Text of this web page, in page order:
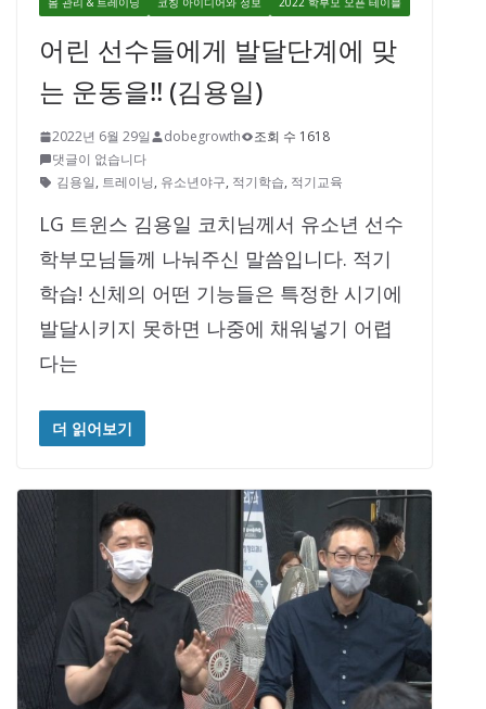
어린 선수들에게 발달단계에 맞
는 운동을!! (김용일)
2022년 6월 29일 dobegrowth
조회 수 1618
댓글이 없습니다
김용일, 트레이닝, 유소년야구, 적기학습, 적기교육
LG 트윈스 김용일 코치님께서 유소년 선수
학부모님들께 나눠주신 말씀입니다. 적기
학습! 신체의 어떤 기능들은 특정한 시기에
발달시키지 못하면 나중에 채워넣기 어렵
다는
더 읽어보기